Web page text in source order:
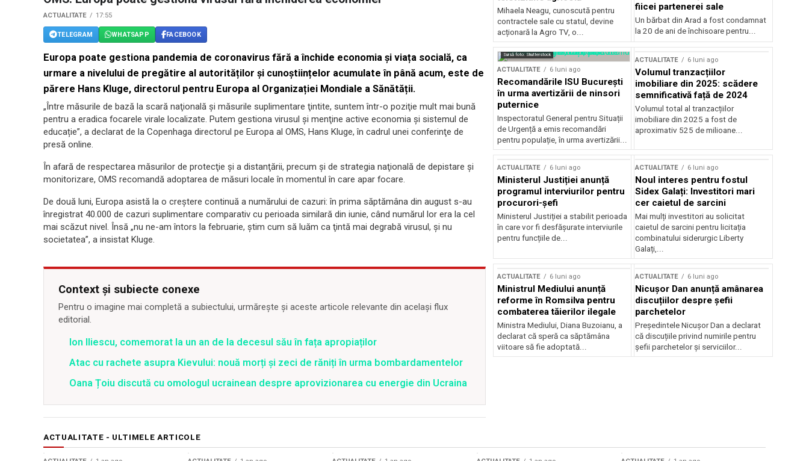
ACTUALITATE 17:55
TELEGRAM WHATSAPP FACEBOOK
Europa poate gestiona pandemia de coronavirus fără a închide economia și viața socială, ca
urmare a nivelului de pregătire al autorităților și cunoștiințelor acumulate în până acum, este de
părere Hans Kluge, directorul pentru Europa al Organizației Mondiale a Sănătății.
„Între măsurile de bază la scară naţională şi măsurile suplimentare ţintite, suntem într-o poziţie mult mai bună
pentru a eradica focarele virale localizate. Putem gestiona virusul şi menţine active economia şi sistemul de
educație”, a declarat de la Copenhaga directorul pe Europa al OMS, Hans Kluge, în cadrul unei conferinţe de
presă online.
În afară de respectarea măsurilor de protecţie şi a distanţării, precum şi de strategia naţională de depistare şi
monitorizare, OMS recomandă adoptarea de măsuri locale în momentul în care apar focare.
De două luni, Europa asistă la o creştere continuă a numărului de cazuri: în prima săptămâna din august s-au
înregistrat 40.000 de cazuri suplimentare comparativ cu perioada similară din iunie, când numărul lor era la cel
mai scăzut nivel. Însă „nu ne-am întors la februarie, ştim cum să luăm ca ţintă mai degrabă virusul, şi nu
societatea”, a insistat Kluge.
Context și subiecte conexe
Pentru o imagine mai completă a subiectului, urmărește și aceste articole relevante din același flux
editorial.
Ion Iliescu, comemorat la un an de la decesul său în fața apropiaților
Atac cu rachete asupra Kievului: nouă morți și zeci de răniți în urma bombardamentelor
Oana Țoiu discută cu omologul ucrainean despre aprovizionarea cu energie din Ucraina
Mihaela Neagu, cunoscută pentru
contractele sale cu statul, devine
acționară la Agro TV, o...
fiicei partenerei sale
Un bărbat din Arad a fost condamnat
la 20 de ani de închisoare pentru...
Sursă foto: Shutterstock
ACTUALITATE 6 luni ago
Recomandările ISU București
în urma avertizării de ninsori
puternice
Inspectoratul General pentru Situații
de Urgență a emis recomandări
pentru populație, în urma avertizării...
ACTUALITATE 6 luni ago
Volumul tranzacțiilor
imobiliare din 2025: scădere
semnificativă față de 2024
Volumul total al tranzacțiilor
imobiliare din 2025 a fost de
aproximativ 525 de milioane...
ACTUALITATE 6 luni ago
Ministerul Justiției anunță
programul interviurilor pentru
procurori-șefi
Ministerul Justiției a stabilit perioada
în care vor fi desfășurate interviurile
pentru funcțiile de...
ACTUALITATE 6 luni ago
Noul interes pentru fostul
Sidex Galați: Investitori mari
cer caietul de sarcini
Mai mulți investitori au solicitat
caietul de sarcini pentru licitația
combinatului siderurgic Liberty
Galați,...
ACTUALITATE 6 luni ago
Ministrul Mediului anunță
reforme în Romsilva pentru
combaterea tăierilor ilegale
Ministra Mediului, Diana Buzoianu, a
declarat că speră ca săptămâna
viitoare să fie adoptată...
ACTUALITATE 6 luni ago
Nicușor Dan anunță amânarea
discuțiilor despre șefii
parchetelor
Președintele Nicușor Dan a declarat
că discuțiile privind numirile pentru
șefii parchetelor și serviciilor...
ACTUALITATE - ULTIMELE ARTICOLE